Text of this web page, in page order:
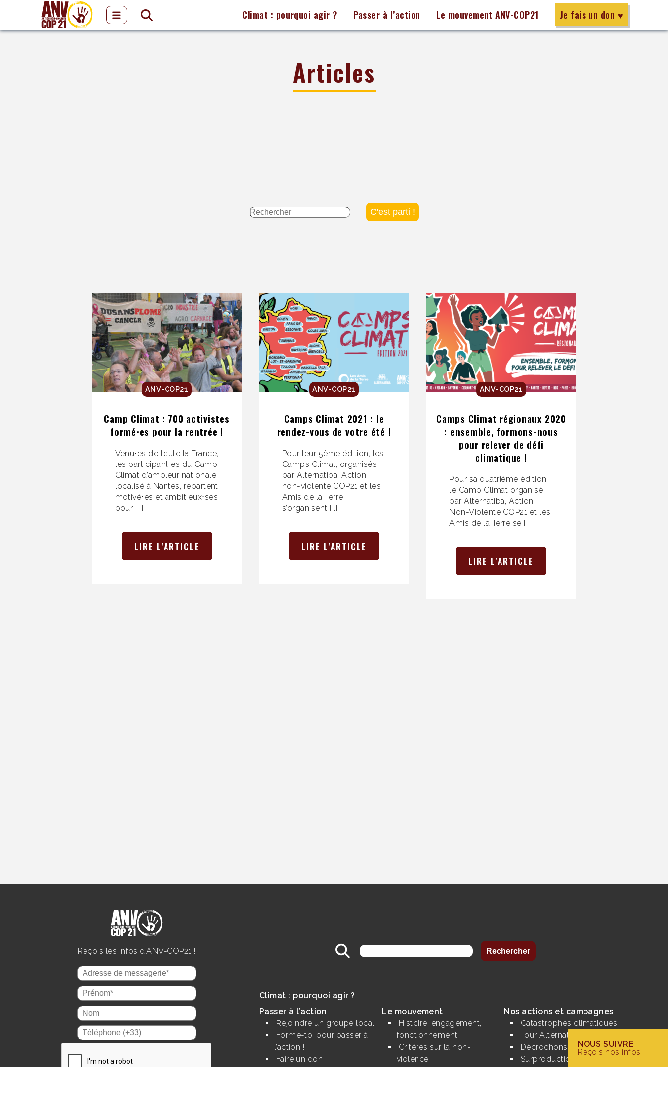
Climat : pourquoi agir ? Passer à l’action Le mouvement ANV-COP21 Je fais un don ♥
Articles
Rechercher :
ANV-COP21
Camp Climat : 700 activistes
formé⋅es pour la rentrée !
Venu⋅es de toute la France,
les participant⋅es du Camp
Climat d’ampleur nationale,
localisé à Nantes, repartent
motivé⋅es et ambitieux⋅ses
pour […]
LIRE L'ARTICLE
ANV-COP21
Camps Climat 2021 : le
rendez-vous de votre été !
Pour leur 5ème édition, les
Camps Climat, organisés
par Alternatiba, Action
non-violente COP21 et les
Amis de la Terre,
s’organisent […]
LIRE L'ARTICLE
ANV-COP21
Camps Climat régionaux 2020
: ensemble, formons-nous
pour relever de défi
climatique !
Pour sa quatrième édition,
le Camp Climat organisé
par Alternatiba, Action
Non-Violente COP21 et les
Amis de la Terre se […]
LIRE L'ARTICLE
NOUS SUIVRE
Reçois nos infos
Reçois les infos d'ANV-COP21 ! Rechercher :
Climat : pourquoi agir ?
Passer à l’action
Rejoindre un groupe local
Forme-toi pour passer à
l’action !
Faire un don
Le mouvement
Histoire, engagement,
fonctionnement
Critères sur la non-
violence
Nos actions et campagnes
Catastrophes climatiques
Tour Alternatiba
Décrochons Macron
Surproduction